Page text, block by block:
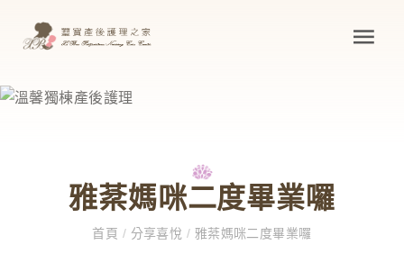
雅棻媽咪二度畢業囉
首頁 / 分享喜悅 / 雅棻媽咪二度畢業囉